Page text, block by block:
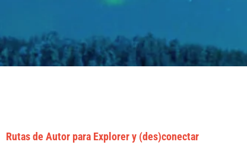
Rutas de Autor para Explorer y (des)conectar